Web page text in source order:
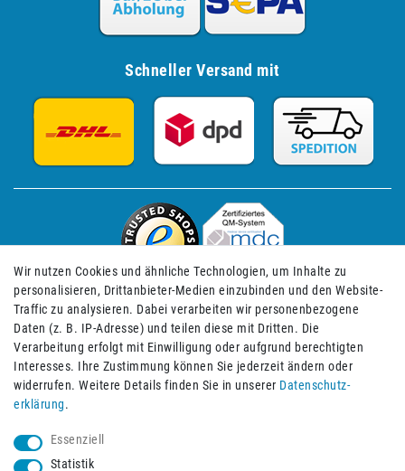
Schneller Versand mit
Impressum Daten­schutz­erklärung AGB
Wir nutzen Cookies und ähnliche Technologien, um Inhalte zu
personalisieren, Drittanbieter-Medien einzubinden und den Website-
Traffic zu analysieren. Dabei verarbeiten wir personenbezogene
Daten (z. B. IP-Adresse) und teilen diese mit Dritten. Die
Verarbeitung erfolgt mit Einwilligung oder aufgrund berechtigten
Interesses. Ihre Zustimmung können Sie jederzeit ändern oder
widerrufen. Weitere Details finden Sie in unserer Daten­schutz­
erklärung.
Essenziell
Statistik